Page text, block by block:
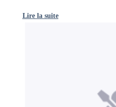
Lire la suite